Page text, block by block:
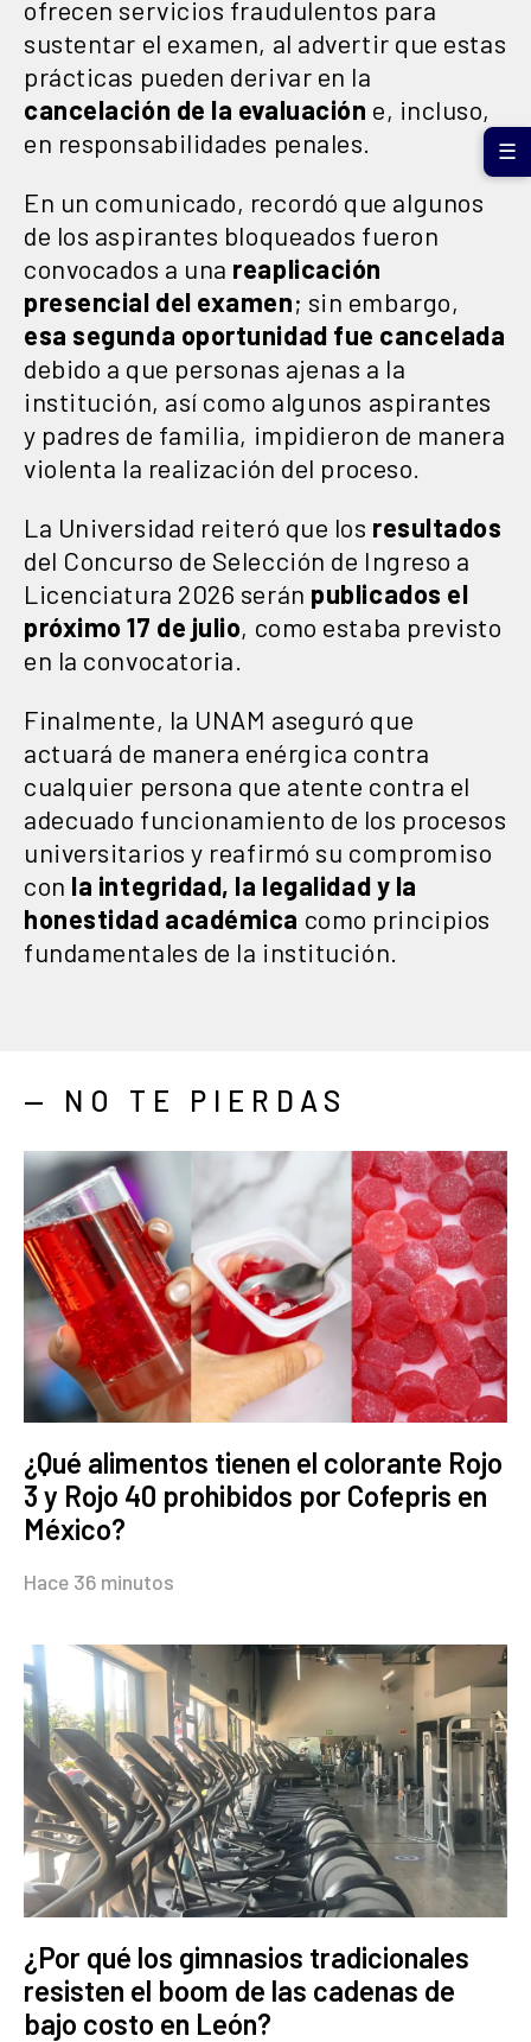
ofrecen servicios fraudulentos para
sustentar el examen, al advertir que estas
prácticas pueden derivar en la
cancelación de la evaluación e, incluso,
en responsabilidades penales.
En un comunicado, recordó que algunos
de los aspirantes bloqueados fueron
convocados a una reaplicación
presencial del examen; sin embargo,
esa segunda oportunidad fue cancelada
debido a que personas ajenas a la
institución, así como algunos aspirantes
y padres de familia, impidieron de manera
violenta la realización del proceso.
La Universidad reiteró que los resultados
del Concurso de Selección de Ingreso a
Licenciatura 2026 serán publicados el
próximo 17 de julio, como estaba previsto
en la convocatoria.
Finalmente, la UNAM aseguró que
actuará de manera enérgica contra
cualquier persona que atente contra el
adecuado funcionamiento de los procesos
universitarios y reafirmó su compromiso
con la integridad, la legalidad y la
honestidad académica como principios
fundamentales de la institución.
— NO TE PIERDAS
¿Qué alimentos tienen el colorante Rojo
3 y Rojo 40 prohibidos por Cofepris en
México?
Hace 36 minutos
¿Por qué los gimnasios tradicionales
resisten el boom de las cadenas de
bajo costo en León?
☰